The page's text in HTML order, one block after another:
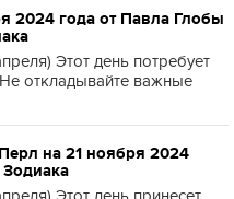
2024 года от Павла Глобы
Этот день потребует
откладывайте важные
на 21 ноября 2024
Зодиака